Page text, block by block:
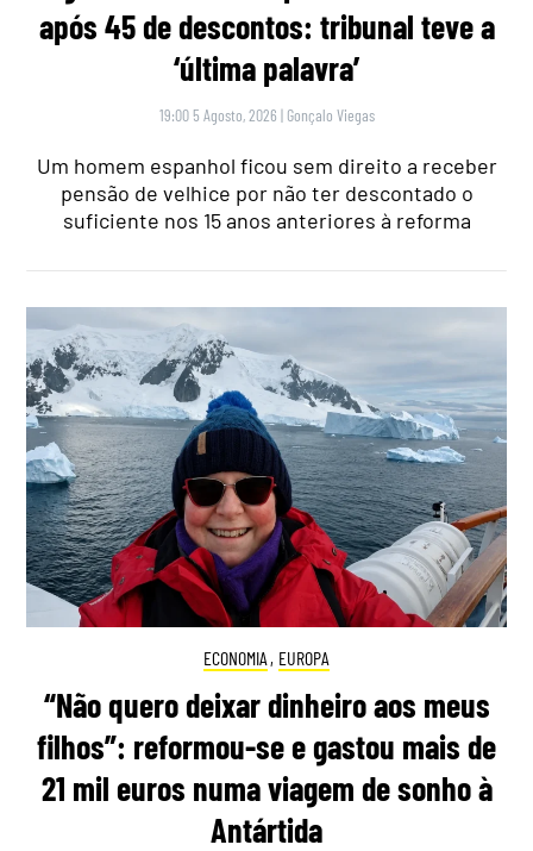
após 45 de descontos: tribunal teve a
‘última palavra’
19:00 5 Agosto, 2026 | Gonçalo Viegas
Um homem espanhol ficou sem direito a receber
pensão de velhice por não ter descontado o
suficiente nos 15 anos anteriores à reforma
ECONOMIA , EUROPA
“Não quero deixar dinheiro aos meus
filhos”: reformou-se e gastou mais de
21 mil euros numa viagem de sonho à
Antártida